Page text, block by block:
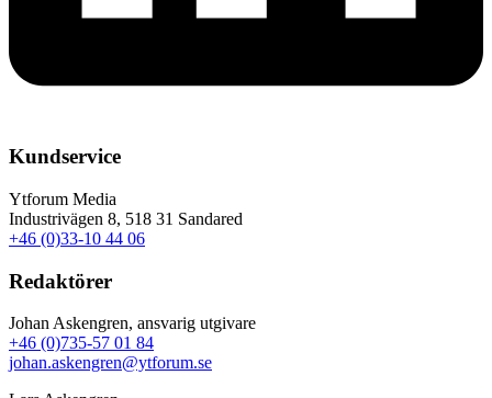
Kundservice
Ytforum Media
Industrivägen 8, 518 31 Sandared
+46 (0)33-10 44 06
Redaktörer
Johan Askengren, ansvarig utgivare
+46 (0)735-57 01 84
johan.askengren@ytforum.se